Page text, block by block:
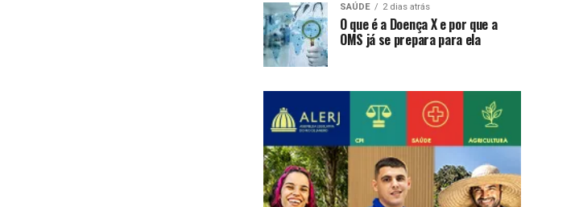
SAÚDE 2 dias atrás
O que é a Doença X e por que a
OMS já se prepara para ela